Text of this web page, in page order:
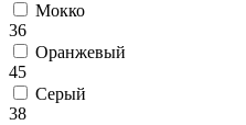
Мокко
36
Оранжевый
45
Серый
38